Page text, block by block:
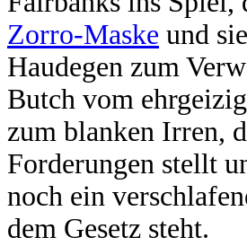
Zorro-Maske und
Haudegen zum
Butch vom
zum blanken Irren,
Forderungen stellt
noch ein
dem Gesetz steht.